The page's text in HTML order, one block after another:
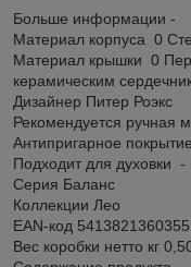
Больше информации -
Материал корпуса 0
Материал крышки 0
керамическим
Дизайнер Питер Роэкс
Рекомендуется ручная
Антипригарное
Подходит для духовки -
Серия Баланс
Коллекции Лео
EAN-код 5413821360355
Вес коробки нетто кг